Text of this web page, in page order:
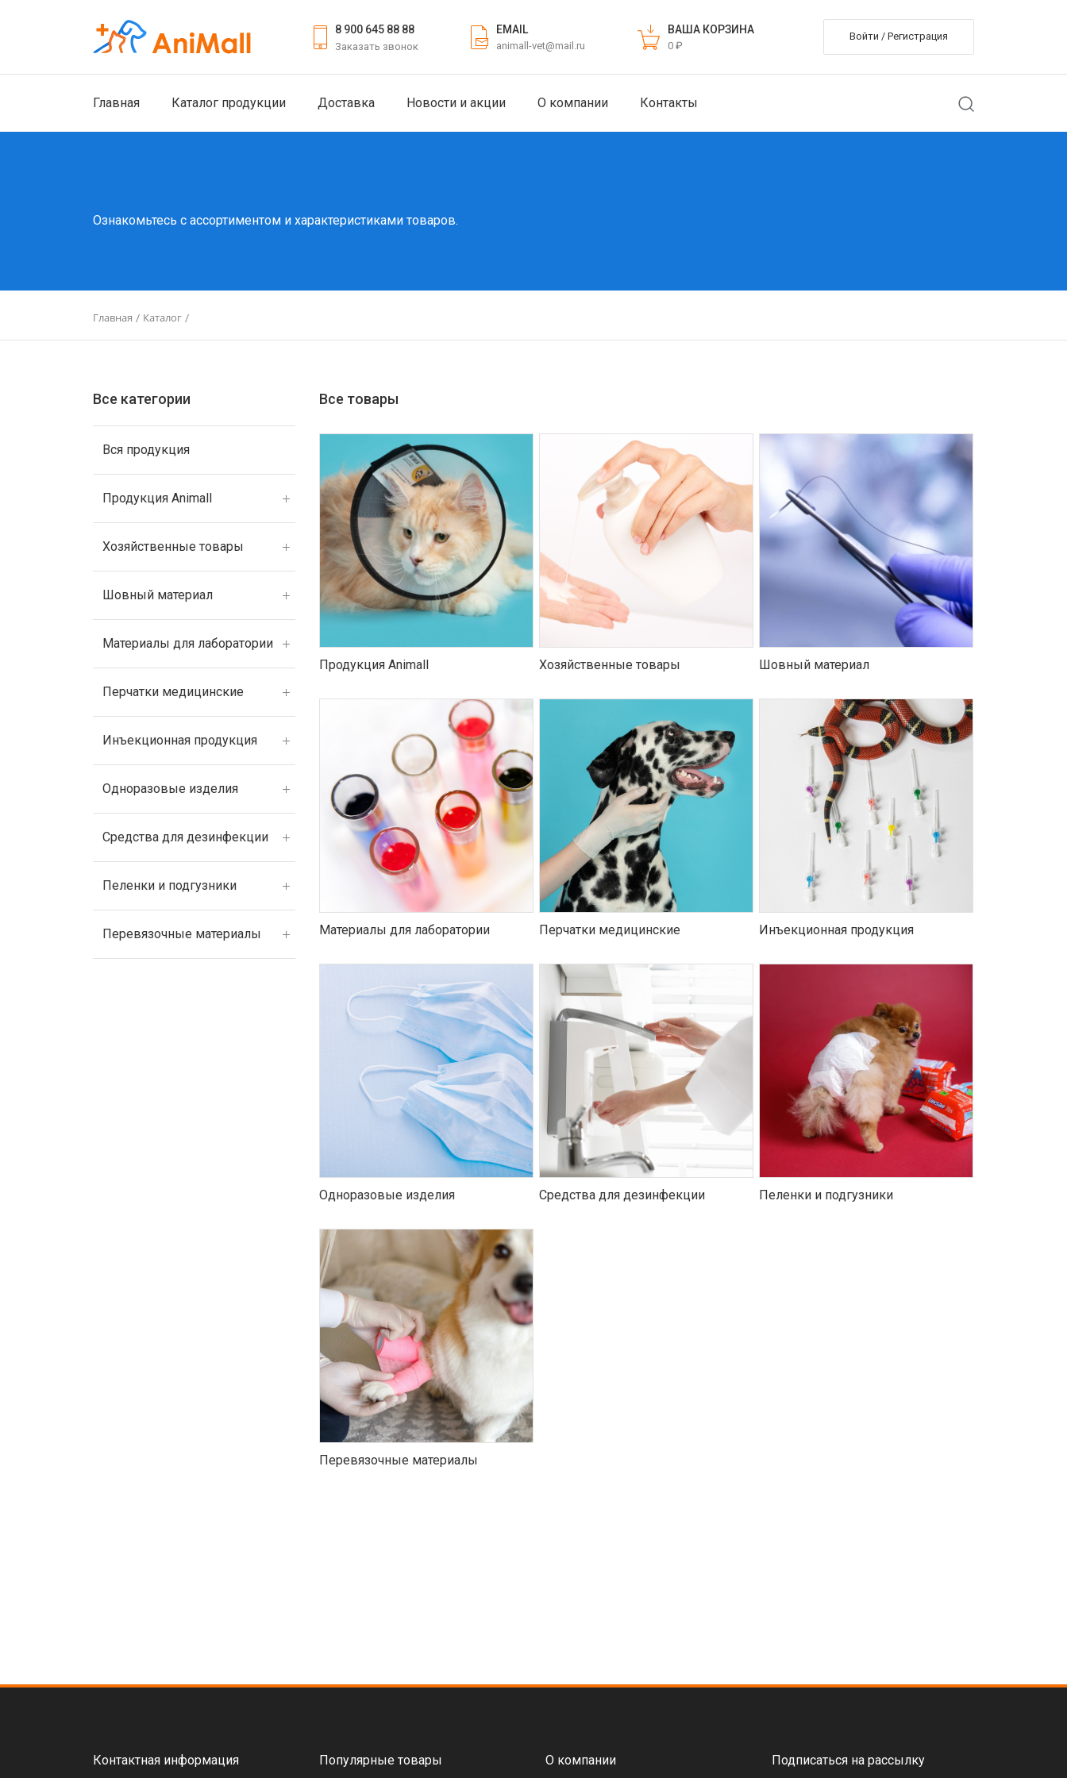
8 900 645 88 88
Заказать звонок
EMAIL
animall-vet@mail.ru
ВАША КОРЗИНА
0 ₽
Войти / Регистрация
Главная Каталог продукции Доставка Новости и акции О компании Контакты
Ознакомьтесь с ассортиментом и характеристиками товаров.
Главная / Каталог /
Все категории
Вся продукция
Продукция Animall
Хозяйственные товары
Шовный материал
Материалы для лаборатории
Перчатки медицинские
Инъекционная продукция
Одноразовые изделия
Средства для дезинфекции
Пеленки и подгузники
Перевязочные материалы
Все товары
Продукция Animall Хозяйственные товары Шовный материал
Материалы для лаборатории Перчатки медицинские Инъекционная продукция
Одноразовые изделия Средства для дезинфекции Пеленки и подгузники
Перевязочные материалы
Контактная информация Популярные товары О компании Подписаться на рассылку